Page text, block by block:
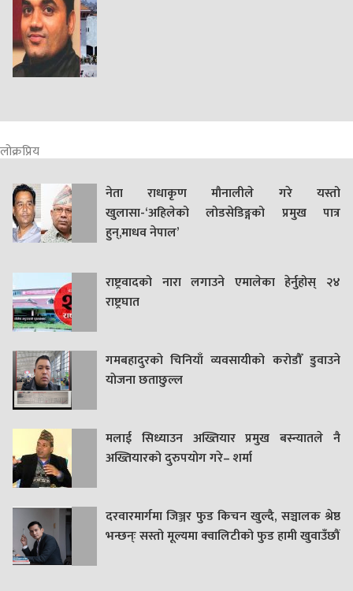
लोक्रप्रिय
नेता राधाकृण मौनालीले गरे यस्तो
खुलासा-‘अहिलेको लोडसेडिङ्गको प्रमुख पात्र
हुन्,माधव नेपाल’
राष्ट्रवादको नारा लगाउने एमालेका हेर्नुहोस् २४
राष्ट्रघात
गमबहादुरकाे चिनियाँ व्यवसायीको करोडौँ डुवाउने
याेजना छताछुल्ल
मलाई सिध्याउन अख्तियार प्रमुख बस्न्यातले नै
अख्तियारको दुरुपयोग गरे– शर्मा
दरवारमार्गमा जिञ्जर फुड किचन खुल्दै, सञ्चालक श्रेष्ठ
भन्छन्ः सस्तो मूल्यमा क्वालिटीको फुड हामी खुवाउँछौं